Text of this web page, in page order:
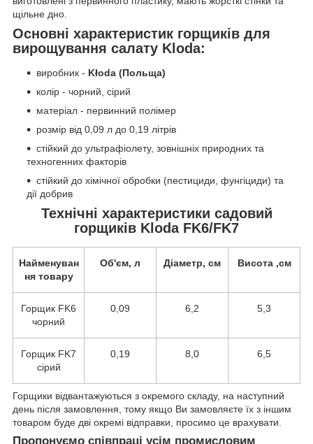
щільне дно.
Основні характеристик горщиків для
вирощування салату Kloda:
виробник - Kłoda (Польща)
колір - чорний, сірий
матеріал - первинний полімер
розмір від 0,09 л до 0,19 літрів
стійкий до ультрафіолету, зовнішніх природних та
техногенних факторів
стійкий до хімічної обробки (пестициди, фунгіциди) та
дії добрив
Технічні характеристики садовий
горщиків Kloda FK6/FK7
Найменуван
ня товару
Об'єм, л Діаметр, см Висота ,см
Горщик FK6
чорний
0,09 6,2 5,3
Горщик FK7
сірий
0,19 8,0 6,5
Горщики відвантажуються з окремого складу, на наступний
день після замовлення, тому якщо Ви замовляєте їх з іншим
товаром буде дві окремі відправки, просимо це врахувати.
Пропонуємо співпраці усім промисловим